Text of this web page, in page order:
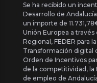
Se ha recibido un
Desarrollo de
un importe de
Unión Europea a
Regional, FEDER para
Transformación digital
Orden de Incentivos
de la competitividad,
de empleo de